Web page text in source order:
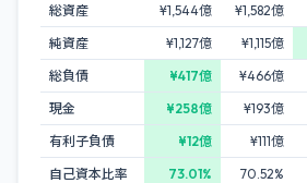
総資産 ¥1,544億 ¥1,582億
純資産
¥1,127億 ¥1,115億
総負債
¥417億 ¥466億
現金
¥258億 ¥193億
有利子負債
¥12億 ¥111億
自己資本比率
73.01% 70.52%